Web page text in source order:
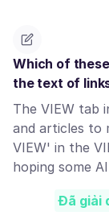
Which of
the text of
The VIEW tab
and articles to
VIEW' in the
hoping some
Đã giải